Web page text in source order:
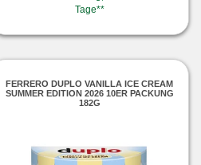
Tage**
FERRERO DUPLO VANILLA ICE CREAM
SUMMER EDITION 2026 10ER PACKUNG
182G